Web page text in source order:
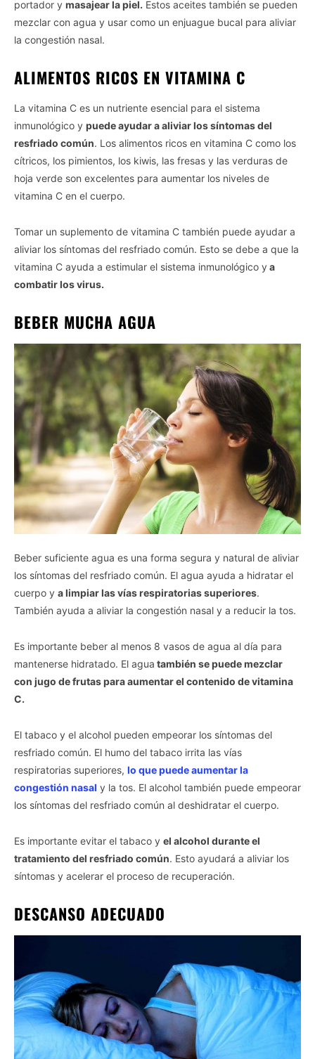
portador y masajear la piel. Estos aceites también se pueden
mezclar con agua y usar como un enjuague bucal para aliviar
la congestión nasal.
ALIMENTOS RICOS EN VITAMINA C
La vitamina C es un nutriente esencial para el sistema
inmunológico y puede ayudar a aliviar los síntomas del
resfriado común. Los alimentos ricos en vitamina C como los
cítricos, los pimientos, los kiwis, las fresas y las verduras de
hoja verde son excelentes para aumentar los niveles de
vitamina C en el cuerpo.
Tomar un suplemento de vitamina C también puede ayudar a
aliviar los síntomas del resfriado común. Esto se debe a que la
vitamina C ayuda a estimular el sistema inmunológico y a
combatir los virus.
BEBER MUCHA AGUA
Beber suficiente agua es una forma segura y natural de aliviar
los síntomas del resfriado común. El agua ayuda a hidratar el
cuerpo y a limpiar las vías respiratorias superiores.
También ayuda a aliviar la congestión nasal y a reducir la tos.
Es importante beber al menos 8 vasos de agua al día para
mantenerse hidratado. El agua también se puede mezclar
con jugo de frutas para aumentar el contenido de vitamina
C.
El tabaco y el alcohol pueden empeorar los síntomas del
resfriado común. El humo del tabaco irrita las vías
respiratorias superiores, lo que puede aumentar la
congestión nasal y la tos. El alcohol también puede empeorar
los síntomas del resfriado común al deshidratar el cuerpo.
Es importante evitar el tabaco y el alcohol durante el
tratamiento del resfriado común. Esto ayudará a aliviar los
síntomas y acelerar el proceso de recuperación.
DESCANSO ADECUADO